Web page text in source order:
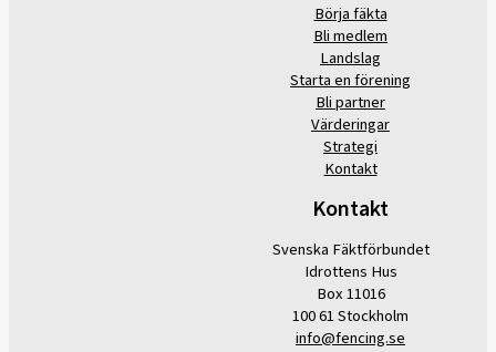
Börja fäkta
Bli medlem
Landslag
Starta en förening
Bli partner
Värderingar
Strategi
Kontakt
Kontakt
Svenska Fäktförbundet
Idrottens Hus
Box 11016
100 61 Stockholm
info@fencing.se